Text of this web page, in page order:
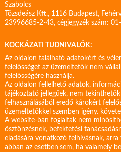
Szabolcs
Tőzsdeász Kft., 1116 Budapest,
23996685-2-43, cégjegyzék szám:
KOCKÁZATI TUDNIVALÓK:
Az oldalon található adatokért és
felelősséget az üzemeltetők nem
felelősségére használja.
Az oldalon fellelhető adatok,
tájékoztató jellegűek, nem
felhasználásából eredő károkért
üzemeltetőkkel szemben igény,
A website-ban foglaltak nem
ösztönzésnek, befektetési
eladására vonatkozó felhívásnak,
abban az esetben sem, ha valamely